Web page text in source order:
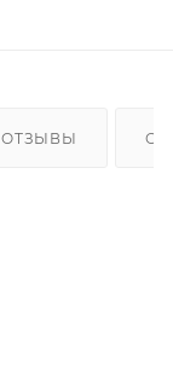
ОТЗЫВЫ